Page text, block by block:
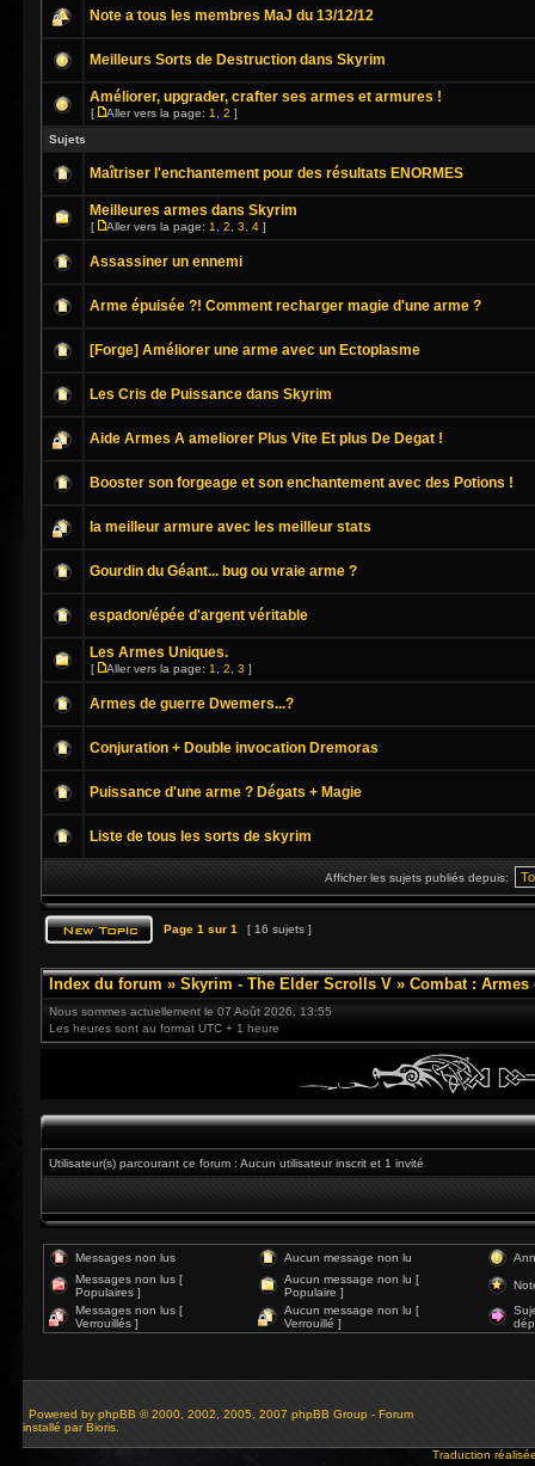
Note a tous les membres MaJ du 13/12/12
Meilleurs Sorts de Destruction dans Skyrim
Améliorer, upgrader, crafter ses armes et armures !
[ Aller vers la page: 1 2 ]
Sujets
Maîtriser l'enchantement pour des résultats ENORMES
Meilleures armes dans Skyrim
[ Aller vers la page: 1 2 3 4 ]
Assassiner un ennemi
Arme épuisée ?! Comment recharger magie d'une arme ?
[Forge] Améliorer une arme avec un Ectoplasme
Les Cris de Puissance dans Skyrim
Aide Armes A ameliorer Plus Vite Et plus De Degat !
Booster son forgeage et son enchantement avec des Potions !
la meilleur armure avec les meilleur stats
Gourdin du Géant... bug ou vraie arme ?
espadon/épée d'argent véritable
Les Armes Uniques.
[ Aller vers la page: 1 2 3 ]
Armes de guerre Dwemers...?
Conjuration + Double invocation Dremoras
Puissance d'une arme ? Dégats + Magie
Liste de tous les sorts de skyrim
Afficher les sujets publiés depuis:
Page 1 sur 1 [ 16 sujets ]
Index du forum » Skyrim - The Elder Scrolls V » Combat : Armes
Nous sommes actuellement le 07 Août 2026, 13:55
Les heures sont au format UTC + 1 heure
Utilisateur(s) parcourant ce forum : Aucun utilisateur inscrit et 1 invité
Messages non lus Aucun message non lu
Messages non lus [
Populaires ]
Aucun message non lu [
Populaire ]
Messages non lus [
Verrouillés ]
Aucun message non lu [
Verrouillé ]
Powered by phpBB © 2000, 2002, 2005, 2007 phpBB Group - Forum
installé par Bioris.
Traduction